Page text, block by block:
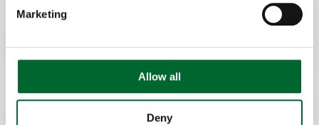
Marketing
Allow all
Deny
Precisiepluimveehouderij
Automatisering eierinname